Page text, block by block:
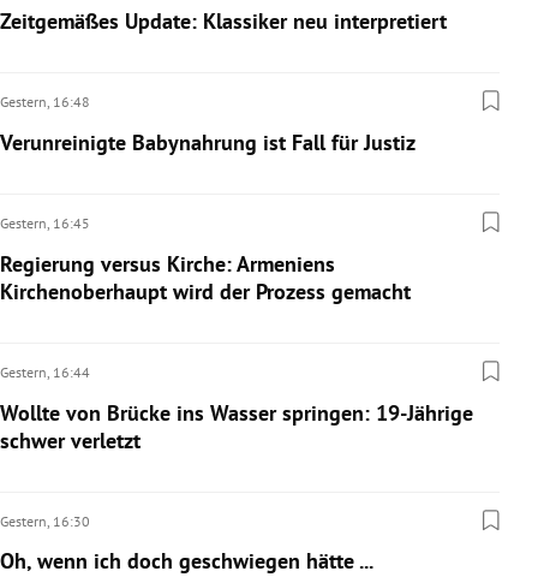
Zeitgemäßes Update: Klassiker neu interpretiert
Gestern, 16:48
Verunreinigte Babynahrung ist Fall für Justiz
Gestern, 16:45
Regierung versus Kirche: Armeniens
Kirchenoberhaupt wird der Prozess gemacht
Gestern, 16:44
Wollte von Brücke ins Wasser springen: 19-Jährige
schwer verletzt
Gestern, 16:30
Oh, wenn ich doch geschwiegen hätte ...